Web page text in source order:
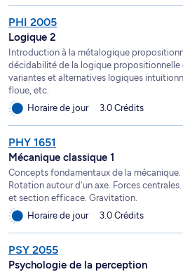
PHI 2005
Logique 2
Introduction à la métalogique
décidabilité de la logique propositionnelle
variantes et alternatives logiques
floue, etc.
Horaire de jour
3.0 Crédits
PHY 1651
Mécanique classique 1
Concepts fondamentaux de la mécanique.
Rotation autour d'un axe. Forces
et section efficace. Gravitation.
Horaire de jour
3.0 Crédits
PSY 2055
Psychologie de la perception